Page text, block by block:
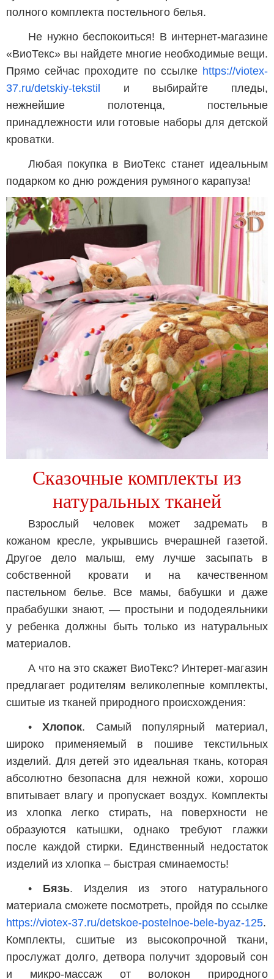
полного комплекта постельного белья.
Не нужно беспокоиться! В интернет-магазине
«ВиоТекс» вы найдете многие необходимые вещи.
Прямо сейчас проходите по ссылке https://viotex-
37.ru/detskiy-tekstil
и выбирайте пледы,
нежнейшие полотенца, постельные
принадлежности или готовые наборы для детской
кроватки.
Любая покупка в ВиоТекс станет идеальным
подарком ко дню рождения румяного карапуза!
Сказочные комплекты из
натуральных тканей
Взрослый человек может задремать в
кожаном кресле, укрывшись вчерашней газетой.
Другое дело малыш, ему лучше засыпать в
собственной кровати и на качественном
пастельном белье. Все мамы, бабушки и даже
прабабушки знают, — простыни и пододеяльники
у ребенка должны быть только из натуральных
материалов.
А что на это скажет ВиоТекс? Интерет-магазин
предлагает родителям великолепные комплекты,
сшитые из тканей природного происхождения:
•Хлопок. Самый популярный материал,
широко применяемый в пошиве текстильных
изделий. Для детей это идеальная ткань, которая
абсолютно безопасна для нежной кожи, хорошо
впитывает влагу и пропускает воздух. Комплекты
из хлопка легко стирать, на поверхности не
образуются катышки, однако требуют глажки
после каждой стирки. Единственный недостаток
изделий из хлопка – быстрая сминаемость!
• Бязь. Изделия из этого натурального
материала сможете посмотреть, пройдя по ссылке
https://viotex-37.ru/detskoe-postelnoe-bele-byaz-125.
Комплекты, сшитые из высокопрочной ткани,
прослужат долго, детвора получит здоровый сон
и микро-массаж от волокон природного